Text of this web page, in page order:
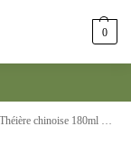
0
Théière chinoise 180ml Yixing en argile violette